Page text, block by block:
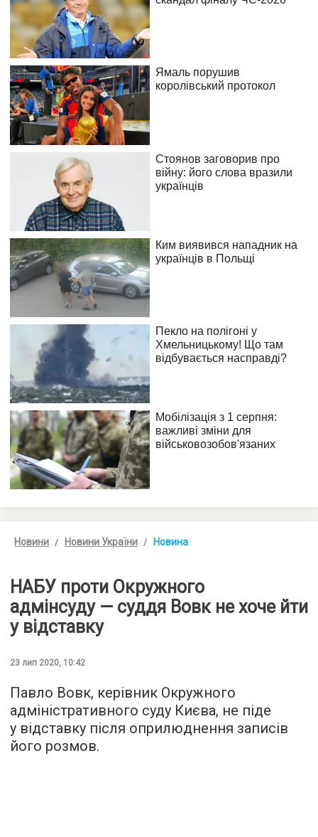
Новини Новини України Новина
НАБУ проти Окружного
адмінсуду — суддя Вовк не хоче йти
у відставку
23 лип 2020, 10:42
Павло Вовк, керівник Окружного
адміністративного суду Києва, не піде
у відставку після оприлюднення записів
його розмов.